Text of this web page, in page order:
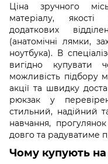
Ціна зручного
матеріалу,
додаткових
(анатомічні лямки,
ноутбука). В
вигідно купувати
можливість підбору
акції та швидку
рюкзак у
стильний, надійний
навчання,
довго та радуватиме
Чому купують